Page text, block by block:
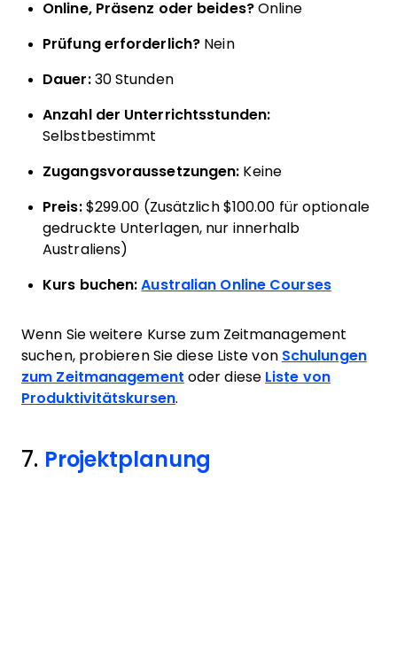
Online, Präsenz oder beides?Online
Prüfung erforderlich? Nein
Dauer:30 Stunden
Anzahl der Unterrichtsstunden:
Selbstbestimmt
Zugangsvoraussetzungen: Keine
Preis:$299.00 (Zusätzlich $100.00 für optionale
gedruckte Unterlagen, nur innerhalb
Australiens)
Kurs buchen: Australian Online Courses
Wenn Sie weitere Kurse zum Zeitmanagement
suchen, probieren Sie diese Liste von Schulungen
zum Zeitmanagement oder diese Liste von
Produktivitätskursen.
7. Projektplanung